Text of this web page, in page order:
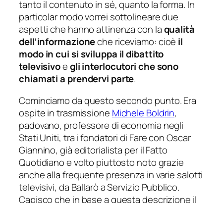
tanto il contenuto in sé, quanto la forma. In
particolar modo vorrei sottolineare due
aspetti che hanno attinenza con laqualità
dell’informazioneche riceviamo: cioè il
modo in cui si sviluppa il dibattito
televisivoegli interlocutori che sono
chiamati a prendervi parte.
Cominciamo da questo secondo punto. Era
ospite in trasmissione Michele Boldrin,
padovano, professore di economia negli
Stati Uniti, tra i fondatori di Farecon Oscar
Giannino, già editorialista per il Fatto
Quotidiano e volto piuttosto noto grazie
anche alla frequente presenza in varie salotti
televisivi, da Ballarò a Servizio Pubblico.
Capisco che in base a questa descrizione il